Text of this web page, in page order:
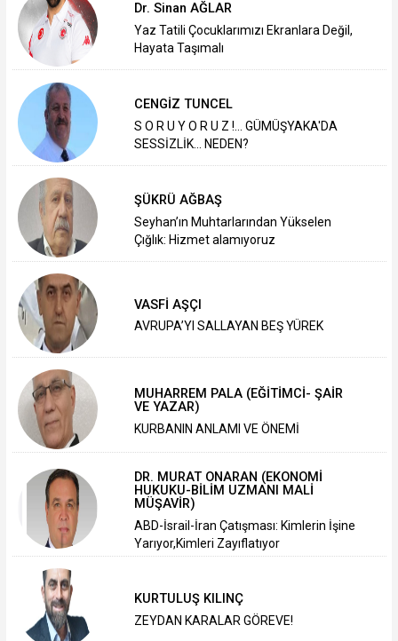
Dr. Sinan AĞLAR
Yaz Tatili Çocuklarımızı Ekranlara Değil,
Hayata Taşımalı
CENGİZ TUNCEL
S O R U Y O R U Z !... GÜMÜŞYAKA'DA
SESSİZLİK... NEDEN?
ŞÜKRÜ AĞBAŞ
Seyhan’ın Muhtarlarından Yükselen
Çığlık: Hizmet alamıyoruz
VASFİ AŞÇI
AVRUPA’YI SALLAYAN BEŞ YÜREK
MUHARREM PALA (EĞİTİMCİ- ŞAİR
VE YAZAR)
KURBANIN ANLAMI VE ÖNEMİ
DR. MURAT ONARAN (EKONOMİ
HUKUKU-BİLİM UZMANI MALİ
MÜŞAVİR)
ABD-İsrail-İran Çatışması: Kimlerin İşine
Yarıyor,Kimleri Zayıflatıyor
KURTULUŞ KILINÇ
ZEYDAN KARALAR GÖREVE!